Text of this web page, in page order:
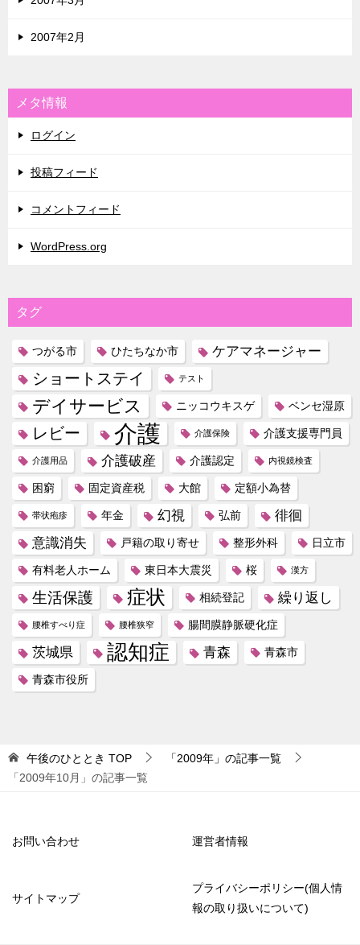
2007年2月
メタ情報
ログイン
投稿フィード
コメントフィード
WordPress.org
タグ
つがる市 ひたちなか市 ケアマネージャー
ショートステイ テスト
デイサービス ニッコウキスゲ ベンセ湿原
レビー 介護 介護保険 介護支援専門員
介護用品 介護破産 介護認定 内視鏡検査
困窮 固定資産税 大館 定額小為替
帯状疱疹 年金 幻視 弘前
徘徊
意識消失
戸籍の取り寄せ 整形外科 日立市
有料老人ホーム 東日本大震災 桜 漢方
生活保護 症状 相続登記 繰り返し
腰椎すべり症 腰椎狭窄 腸間膜静脈硬化症
茨城県 認知症 青森 青森市
青森市役所
午後のひととき TOP
「2009年」の記事一覧
「2009年10月」の記事一覧
お問い合わせ 運営者情報
サイトマップ
プライバシーポリシー(個人情
報の取り扱いについて)